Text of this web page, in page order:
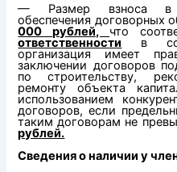
— Размер взноса в
обеспечения договорных
000 рублей, что
ответственности в
организация имеет
заключении договоров
по строительству,
ремонту объекта
использованием
договоров, если
таким договорам не
рублей.
Сведения о наличии у